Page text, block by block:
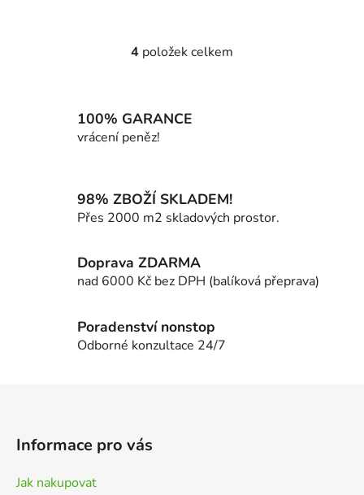
O
á
d
p
r
k
y
v
p
i
4 položek celkem
100% GARANCE
vrácení peněz!
98% ZBOŽÍ SKLADEM!
Přes 2000 m2 skladových prostor.
Doprava ZDARMA
nad 6000 Kč bez DPH (balíková přeprava)
Poradenství nonstop
Odborné konzultace 24/7
Informace pro vás
Jak nakupovat